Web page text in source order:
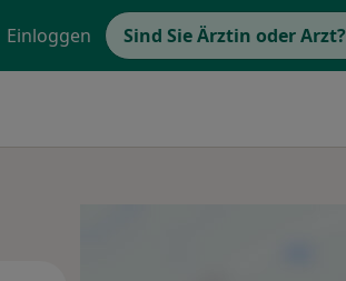
Einloggen Sind Sie Ärztin oder Arzt?